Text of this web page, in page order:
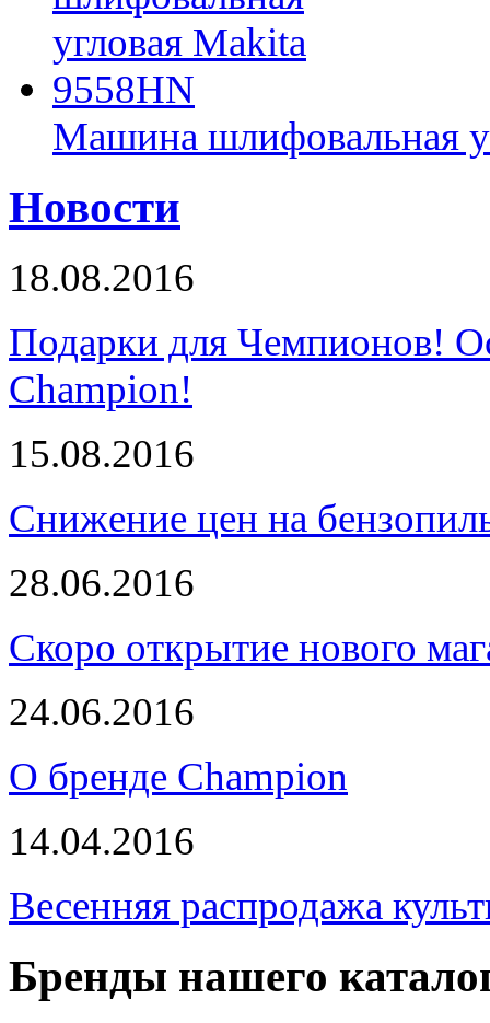
Машина шлифовальная
Новости
18.08.2016
Подарки для Чемпионов!
Champion!
15.08.2016
Снижение цен на
28.06.2016
Скоро открытие нового
24.06.2016
О бренде Champion
14.04.2016
Весенняя распродажа
Бренды нашего